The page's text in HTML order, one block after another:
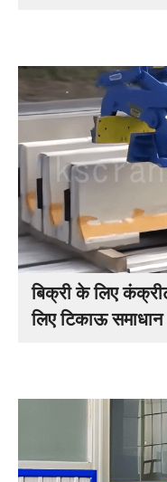
बिक्री के लिए
लिए टिकाऊ समाधान